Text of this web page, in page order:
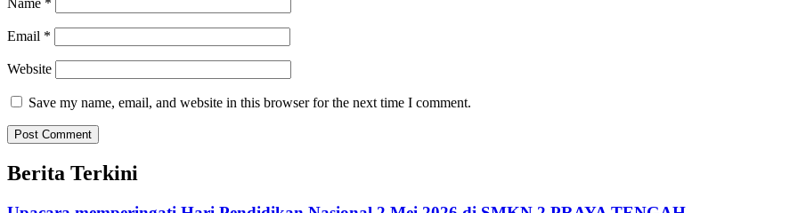
Name *
Email *
Website
Save my name, email, and website in this browser for the next time I comment.
Berita Terkini